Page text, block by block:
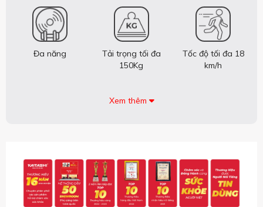
Đa năng
Tải trọng tối đa
150Kg
Tốc độ tối đa 18
km/h
Xem thêm